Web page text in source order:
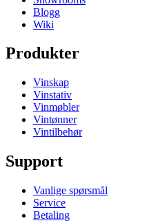
Blogg
Wiki
Produkter
Vinskap
Vinstativ
Vinmøbler
Vintønner
Vintilbehør
Support
Vanlige spørsmål
Service
Betaling